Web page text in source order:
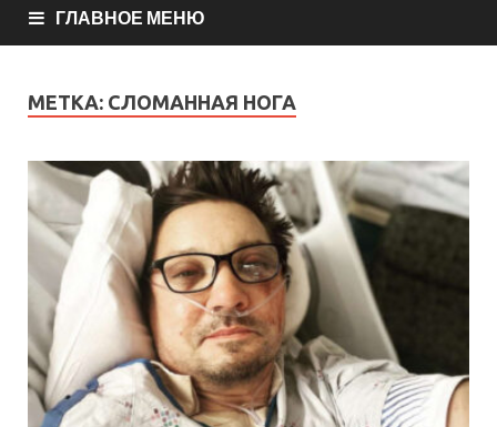
ГЛАВНОЕ МЕНЮ
МЕТКА: СЛОМАННАЯ НОГА